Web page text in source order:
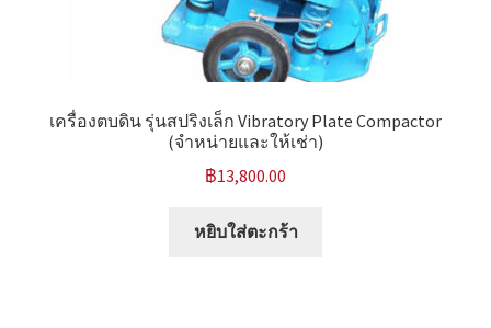
เครื่องตบดิน รุ่นสปริงเล็ก Vibratory Plate Compactor
(จำหน่ายและให้เช่า)
฿13,800.00
หยิบใส่ตะกร้า